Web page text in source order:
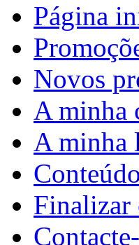
Página
Novos
A minha
A minha
Finalizar